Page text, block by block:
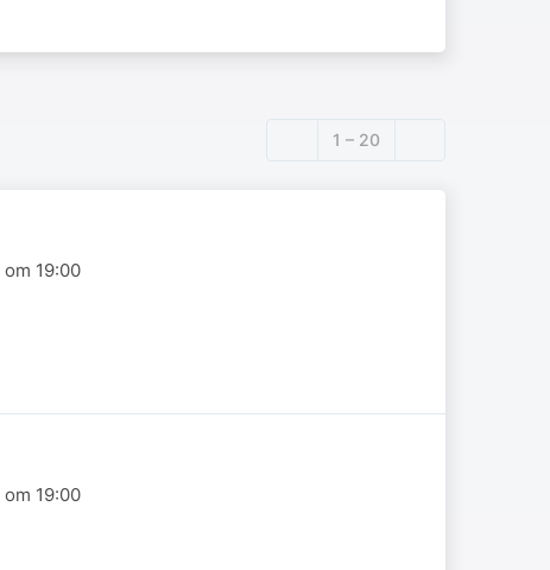
1 – 20
19:00
19:00